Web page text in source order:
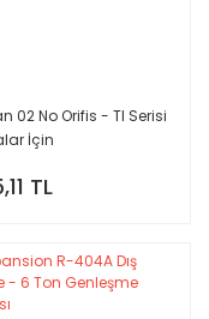
02 No Orifis - TI Serisi
İçin
TL